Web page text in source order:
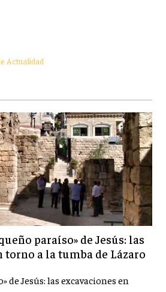
Actualidad
paraíso» de Jesús: las
torno a la tumba de Lázaro
de Jesús: las excavaciones en